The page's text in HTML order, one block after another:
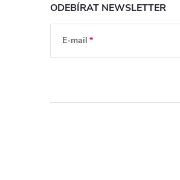
ODEBÍRAT NEWSLETTER
E-mail